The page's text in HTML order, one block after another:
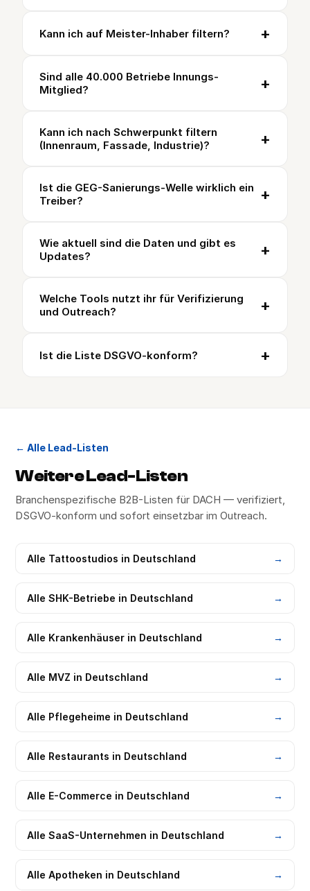
Kann ich auf Meister-Inhaber filtern? +
Sind alle 40.000 Betriebe Innungs-
Mitglied?
+
Kann ich nach Schwerpunkt filtern
(Innenraum, Fassade, Industrie)?
+
Ist die GEG-Sanierungs-Welle wirklich ein
Treiber?
+
Wie aktuell sind die Daten und gibt es
Updates?
+
Welche Tools nutzt ihr für Verifizierung
und Outreach?
+
Ist die Liste DSGVO-konform? +
← Alle Lead-Listen
Weitere Lead-Listen
Branchenspezifische B2B-Listen für DACH — verifiziert,
DSGVO-konform und sofort einsetzbar im Outreach.
Alle Tattoostudios in Deutschland →
AlleSHK-Betriebe in Deutschland →
Alle Krankenhäuser in Deutschland →
Alle MVZ in Deutschland →
Alle Pflegeheime in Deutschland →
Alle Restaurants in Deutschland →
Alle E-Commerce in Deutschland →
AlleSaaS-Unternehmen in Deutschland →
AlleApotheken in Deutschland →